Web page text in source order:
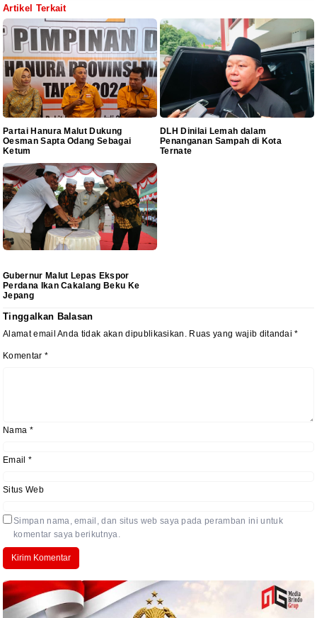
Artikel Terkait
Partai Hanura Malut Dukung
Oesman Sapta Odang Sebagai
Ketum
DLH Dinilai Lemah dalam
Penanganan Sampah di Kota
Ternate
Gubernur Malut Lepas Ekspor
Perdana Ikan Cakalang Beku Ke
Jepang
Tinggalkan Balasan
Alamat email Anda tidak akan dipublikasikan. Ruas yang wajib ditandai*
Komentar *
Nama *
Email *
Situs Web
Simpan nama, email, dan situs web saya pada peramban ini untuk
komentar saya berikutnya.